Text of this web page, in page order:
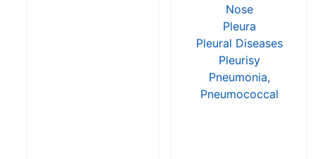
Nose
Pleura
Pleural Diseases
Pleurisy
Pneumonia,
Pneumococcal